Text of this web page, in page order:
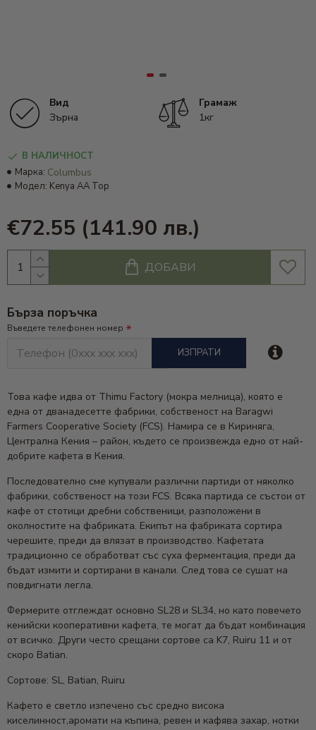
Вид
Зърна
Грамаж
1кг
В НАЛИЧНОСТ
Марка: Columbus
Модел: Kenya AA Top
€72.55 (141.90 лв.)
ДОБАВИ
Бърза поръчка
Въведете телефонен номер
ИЗПРАТИ
Това кафе идва от Thimu Factory (мокра мелница), която е
една от дванадесетте фабрики, собственост на Baragwi
Farmers Cooperative Society (FCS). Намира се в Кириняга,
Централна Кения – район, където се произвежда едно от най-
добрите кафета в Кения.
Последователно сме купували различни партиди от няколко
фабрики, собственост на този FCS. Всяка партида се състои от
кафе от стотици дребни собственици, разположени в
околностите на фабриката. Екипът на фабриката сортира
черешите, преди да влязат в производство. Кафетата
традиционно се обработват със суха ферментация, преди да
бъдат измити и сортирани в канали. След това се сушат на
повдигнати легла.
Фермерите отглеждат основно SL28 и SL34, но като повечето
кенийски кооперативни кафета, те могат да бъдат комбинация
от всичко. Други често срещани сортове са K7, Ruiru 11 и от
скоро Batian.
Сортове: SL, Batian, Ruiru
Кафето е светло изпечено със средно висока
киселинност,аромати на къпина, ревен и кафява захар, нотки